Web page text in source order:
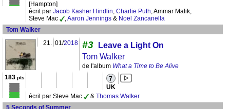
[Hampton]
écrit par Jacob Kasher Hindlin, Charlie Puth, Ammar Malik,
Steve Mac
,Aaron Jennings & Noel Zancanella
Tom Walker
21. 01/2018 #3
Leave a Light On
Tom Walker
de l'album What a Time to Be Alive
183pts 7
UK
écrit par Steve Mac & Thomas Walker
5 Seconds of Summer